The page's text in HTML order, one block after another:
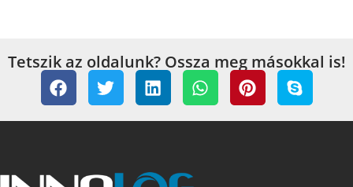
Tetszik az oldalunk? Ossza meg másokkal is!